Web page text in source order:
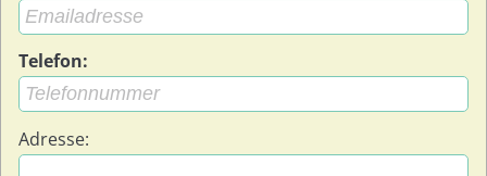
Telefon:
Adresse: